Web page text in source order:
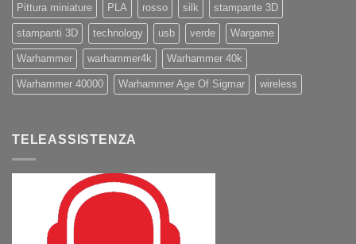
Pittura miniature PLA rosso silk stampante 3D
stampanti 3D technology usb verde Wargame
Warhammer warhammer4k Warhammer 40k
Warhammer 40000 Warhammer Age Of Sigmar wireless
TELEASSISTENZA